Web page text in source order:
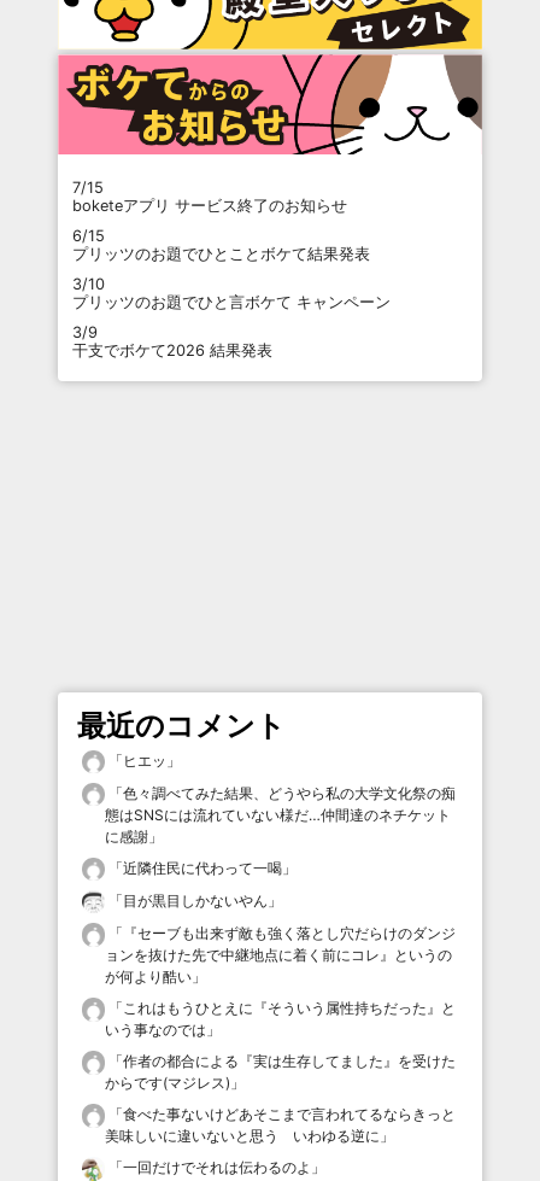
7/15
boketeアプリ サービス終了のお知らせ
6/15
プリッツのお題でひとことボケて結果発表
3/10
プリッツのお題でひと言ボケて キャンペーン
3/9
干支でボケて2026 結果発表
最近のコメント
「 ヒエッ 」
「色々調べてみた結果、どうやら私の大学文化祭の痴
態はSNSには流れていない様だ…仲間達のネチケット
に感謝 」
「近隣住民に代わって一喝 」
「目が黒目しかないやん 」
「 『セーブも出来ず敵も強く落とし穴だらけのダンジ
ョンを抜けた先で中継地点に着く前にコレ』というの
が何より酷い 」
「これはもうひとえに『そういう属性持ちだった』と
いう事なのでは 」
「作者の都合による『実は生存してました』を受けた
からです(マジレス) 」
「食べた事ないけどあそこまで言われてるならきっと
美味しいに違いないと思う いわゆる逆に 」
「一回だけでそれは伝わるのよ 」